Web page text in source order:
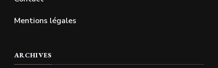
Mentions légales
ARCHIVES